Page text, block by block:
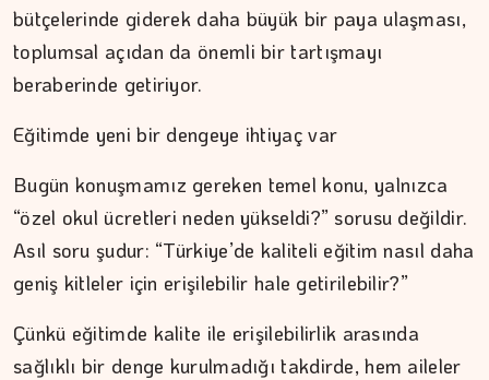
bütçelerinde giderek daha büyük bir paya ulaşması,
toplumsal açıdan da önemli bir tartışmayı
beraberinde getiriyor.
Eğitimde yeni bir dengeye ihtiyaç var
Bugün konuşmamız gereken temel konu, yalnızca
“özel okul ücretleri neden yükseldi?” sorusu değildir.
Asıl soru şudur: “Türkiye’de kaliteli eğitim nasıl daha
geniş kitleler için erişilebilir hale getirilebilir?”
Çünkü eğitimde kalite ile erişilebilirlik arasında
sağlıklı bir denge kurulmadığı takdirde, hem aileler
ŞAFAK GÜVEN
Şehzadeler şehri Manisa